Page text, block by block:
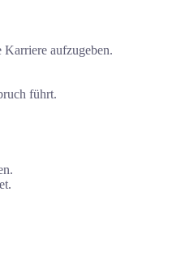
aufzugeben.
führt.